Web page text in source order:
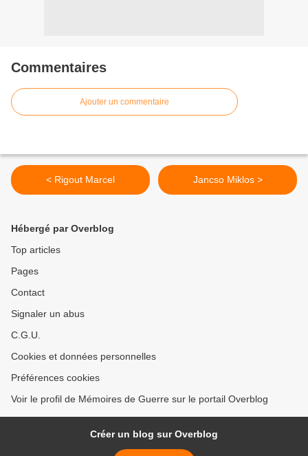
Commentaires
Ajouter un commentaire
< Rigout Marcel Jancso Miklos >
Hébergé par Overblog
Top articles
Pages
Contact
Signaler un abus
C.G.U.
Cookies et données personnelles
Préférences cookies
Voir le profil de Mémoires de Guerre sur le portail Overblog
Créer un blog sur Overblog